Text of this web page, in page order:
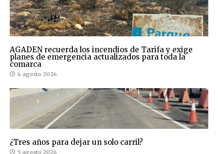
AGADEN recuerda los incendios de Tarifa y exige
planes de emergencia actualizados para toda la
comarca
4 agosto 2026
¿Tres años para dejar un solo carril?
5 agosto 2026